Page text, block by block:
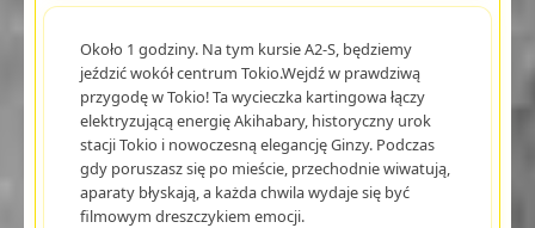
Około 1 godziny. Na tym kursie A2-S, będziemy
jeździć wokół centrum Tokio.Wejdź w prawdziwą
przygodę w Tokio! Ta wycieczka kartingowa łączy
elektryzującą energię Akihabary, historyczny urok
stacji Tokio i nowoczesną elegancję Ginzy. Podczas
gdy poruszasz się po mieście, przechodnie wiwatują,
aparaty błyskają, a każda chwila wydaje się być
filmowym dreszczykiem emocji.